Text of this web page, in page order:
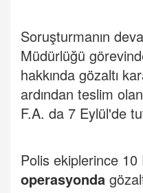
Soruşturmanın
Müdürlüğü
hakkında gözaltı
ardından teslim
F.A. da 7 Eylül'de
Polis ekiplerince
operasyonda